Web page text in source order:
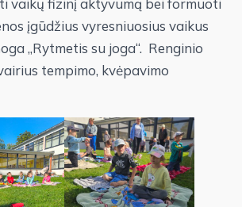
vaikų fizinį aktyvumą bei formuoti
įgūdžius vyresniuosius vaikus
„Rytmetis su joga“. Renginio
tempimo, kvėpavimo